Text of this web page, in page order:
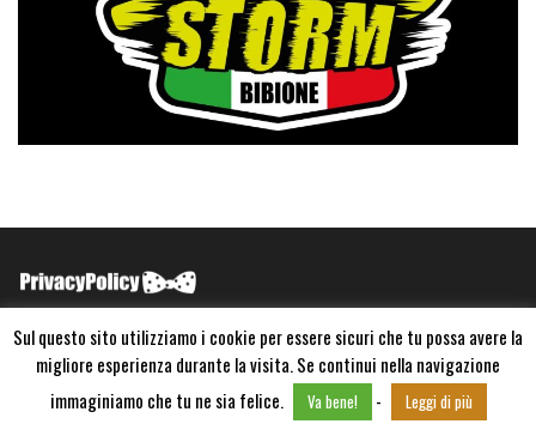
Copyright ©2022 FX Action P.IVA 15533911002
Powered byWordPress
Sul questo sito utilizziamo i cookie per essere sicuri che tu possa avere la
migliore esperienza durante la visita. Se continui nella navigazione
immaginiamo che tu ne sia felice.
Va bene! - Leggi di più